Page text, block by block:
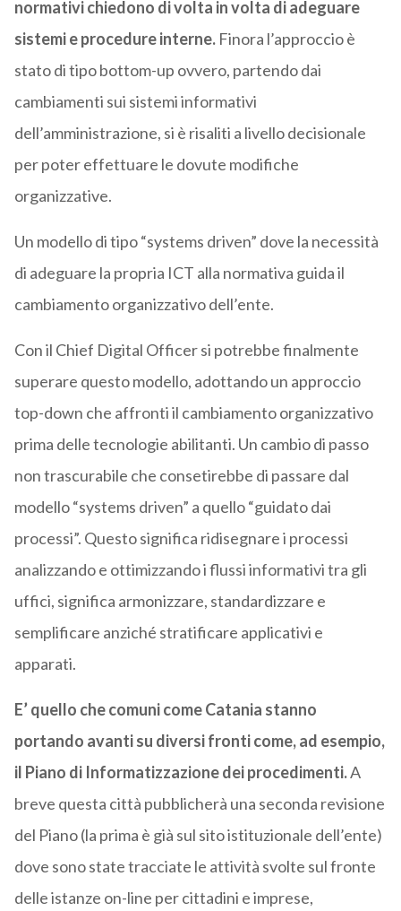
normativi chiedono di volta in volta di adeguare
sistemi e procedure interne.Finora l’approccio è
stato di tipo bottom-up ovvero, partendo dai
cambiamenti sui sistemi informativi
dell’amministrazione, si è risaliti a livello decisionale
per poter effettuare le dovute modifiche
organizzative.
Un modello di tipo “systems driven” dove la necessità
di adeguare la propria ICT alla normativa guida il
cambiamento organizzativo dell’ente.
Con il Chief Digital Officer si potrebbe finalmente
superare questo modello, adottando un approccio
top-down che affronti il cambiamento organizzativo
prima delle tecnologie abilitanti. Un cambio di passo
non trascurabile che consetirebbe di passare dal
modello “systems driven” a quello “guidato dai
processi”. Questo significa ridisegnare i processi
analizzando e ottimizzando i flussi informativi tra gli
uffici, significa armonizzare, standardizzare e
semplificare anziché stratificare applicativi e
apparati.
E’ quello che comuni come Catania stanno
portando avanti su diversi fronti come, ad esempio,
il Piano di Informatizzazione dei procedimenti.A
breve questa città pubblicherà una seconda revisione
del Piano (la prima è già sul sito istituzionale dell’ente)
dove sono state tracciate le attività svolte sul fronte
delle istanze on-line per cittadini e imprese,